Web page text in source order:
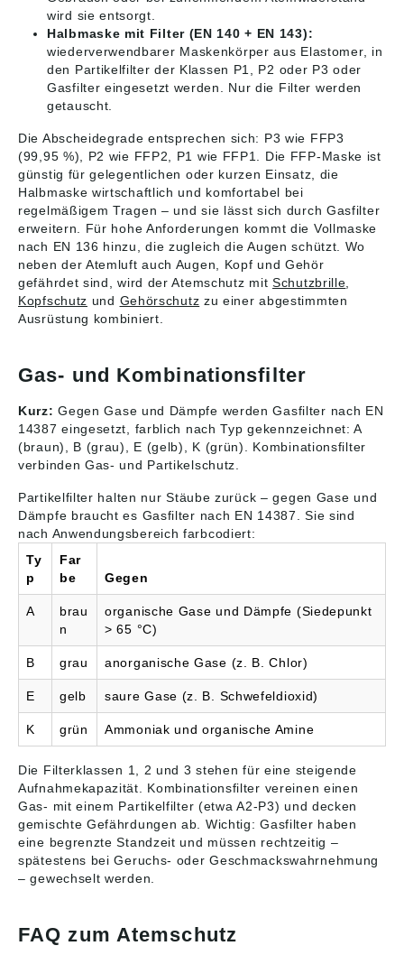
wird sie entsorgt.
Halbmaske mit Filter (EN 140 + EN 143):
wiederverwendbarer Maskenkörper aus Elastomer, in
den Partikelfilter der Klassen P1, P2 oder P3 oder
Gasfilter eingesetzt werden. Nur die Filter werden
getauscht.
Die Abscheidegrade entsprechen sich: P3 wie FFP3
(99,95 %), P2 wie FFP2, P1 wie FFP1. Die FFP-Maske ist
günstig für gelegentlichen oder kurzen Einsatz, die
Halbmaske wirtschaftlich und komfortabel bei
regelmäßigem Tragen – und sie lässt sich durch Gasfilter
erweitern. Für hohe Anforderungen kommt die Vollmaske
nach EN 136 hinzu, die zugleich die Augen schützt. Wo
neben der Atemluft auch Augen, Kopf und Gehör
gefährdet sind, wird der Atemschutz mit Schutzbrille
Kopfschutz und Gehörschutz zu einer abgestimmten
Ausrüstung kombiniert.
Gas- und Kombinationsfilter
Kurz: Gegen Gase und Dämpfe werden Gasfilter nach EN
14387 eingesetzt, farblich nach Typ gekennzeichnet: A
(braun), B (grau), E (gelb), K (grün). Kombinationsfilter
verbinden Gas- und Partikelschutz.
Partikelfilter halten nur Stäube zurück – gegen Gase und
Dämpfe braucht es Gasfilter nach EN 14387. Sie sind
nach Anwendungsbereich farbcodiert:
Ty
p
Far
be
Gegen
A
brau
n
organische Gase und Dämpfe (Siedepunkt
> 65 °C)
B grau anorganische Gase (z. B. Chlor)
E gelb saure Gase (z. B. Schwefeldioxid)
K grün Ammoniak und organische Amine
Die Filterklassen 1, 2 und 3 stehen für eine steigende
Aufnahmekapazität. Kombinationsfilter vereinen einen
Gas- mit einem Partikelfilter (etwa A2-P3) und decken
gemischte Gefährdungen ab. Wichtig: Gasfilter haben
eine begrenzte Standzeit und müssen rechtzeitig –
spätestens bei Geruchs- oder Geschmackswahrnehmung
– gewechselt werden.
FAQ zum Atemschutz